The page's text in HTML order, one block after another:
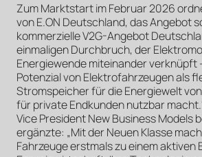
Zum Marktstart im Februar 2026
von E.ON Deutschland, das Angebot
kommerzielle V2G-Angebot
einmaligen Durchbruch, der
Energiewende miteinander verknüpft
Potenzial von Elektrofahrzeugen als
Stromspeicher für die Energiewelt
für private Endkunden nutzbar
Vice President New Business Models
ergänzte: „Mit der Neuen Klasse
Fahrzeuge erstmals zu einem aktiven